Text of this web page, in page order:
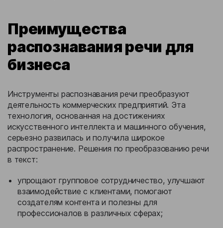
Преимущества
распознавания речи для
бизнеса
Инструменты распознавания речи преобразуют
деятельность коммерческих предприятий. Эта
технология, основанная на достижениях
искусственного интеллекта и машинного обучения,
серьезно развилась и получила широкое
распространение. Решения по преобразованию речи
в текст:
упрощают групповое сотрудничество, улучшают
взаимодействие с клиентами, помогают
создателям контента и полезны для
профессионалов в различных сферах;